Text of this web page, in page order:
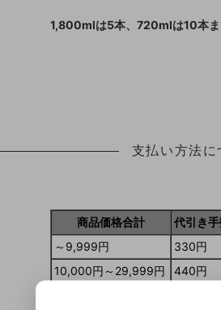
1,800mlは5本、720mlは10本ま
支払い方法に
商品価格合計
代引き
～9,999円
330円
10,000円～29,999円
440円